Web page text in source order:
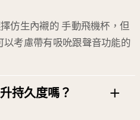
仿生內襯的 手動飛機杯，但
考慮帶有吸吮跟聲音功能的
持久度嗎？